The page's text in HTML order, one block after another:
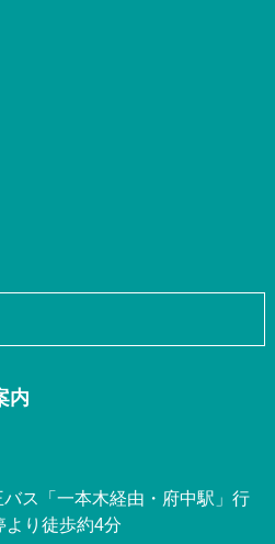
内
バス「一本木経由・府中駅」行
より徒歩約4分